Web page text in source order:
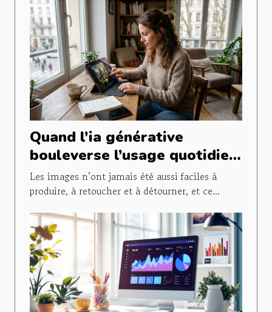
Quand l’ia générative
bouleverse l’usage quotidien
de l’image
Les images n’ont jamais été aussi faciles à
produire, à retoucher et à détourner, et ce...